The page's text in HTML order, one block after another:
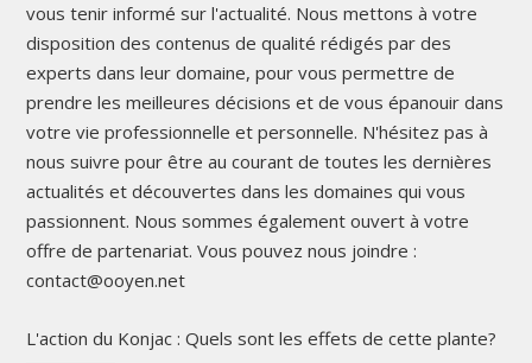
vous tenir informé sur l'actualité. Nous mettons à votre
disposition des contenus de qualité rédigés par des
experts dans leur domaine, pour vous permettre de
prendre les meilleures décisions et de vous épanouir dans
votre vie professionnelle et personnelle. N'hésitez pas à
nous suivre pour être au courant de toutes les dernières
actualités et découvertes dans les domaines qui vous
passionnent. Nous sommes également ouvert à votre
offre de partenariat. Vous pouvez nous joindre :
contact@ooyen.net
L'action du Konjac : Quels sont les effets de cette plante?